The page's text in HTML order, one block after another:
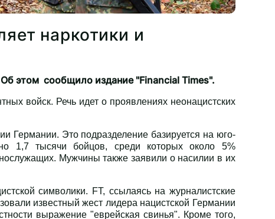
наркотики и
этом сообщило издание "Financial Times".
войск. Речь идет о проявлениях неонацистских
Германии. Это подразделение базируется на юго-
1,7 тысячи бойцов, среди которых около 5%
Мужчины также заявили о насилии в их
символики. FT, ссылаясь на журналистские
известный жест лидера нацистской Германии
выражение "еврейская свинья". Кроме того,